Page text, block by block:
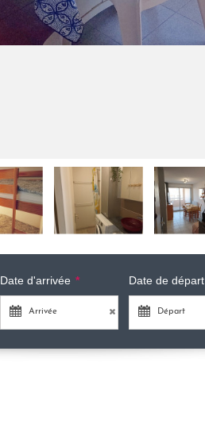
Date d'arrivée * Date de départ